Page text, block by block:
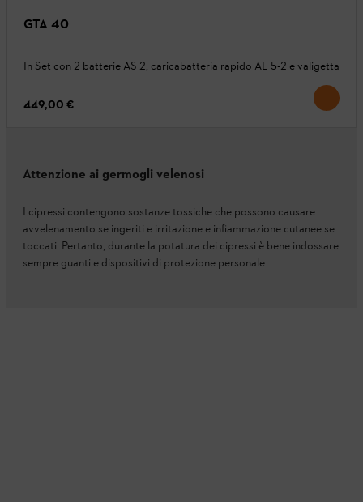
GTA 40
In Set con 2 batterie AS 2, caricabatteria rapido AL 5-2 e valigetta
449,00 €
Attenzione ai germogli velenosi
I cipressi contengono sostanze tossiche che possono causare
avvelenamento se ingeriti e irritazione e infiammazione cutanee se
toccati. Pertanto, durante la potatura dei cipressi è bene indossare
sempre guanti e dispositivi di protezione personale.